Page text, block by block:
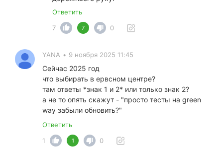
Ответить
7
7 0
YANA • 9 ноября 2025 11:45
Сейчас 2025 год
что выбирать в ервсном центре?
там ответы *знак 1 и 2* или только знак 2?
а не то опять скажут - "просто тесты на green
way забыли обновить?"
Ответить
1
1 0